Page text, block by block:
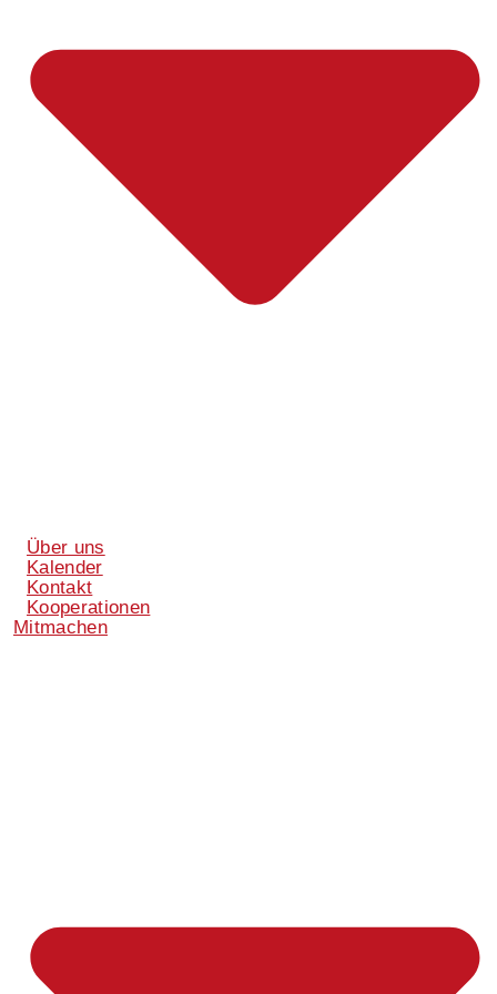
Über uns
Kalender
Kontakt
Kooperationen
Mitmachen